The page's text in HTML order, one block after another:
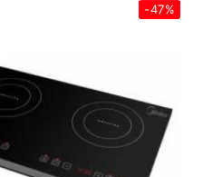
-47%